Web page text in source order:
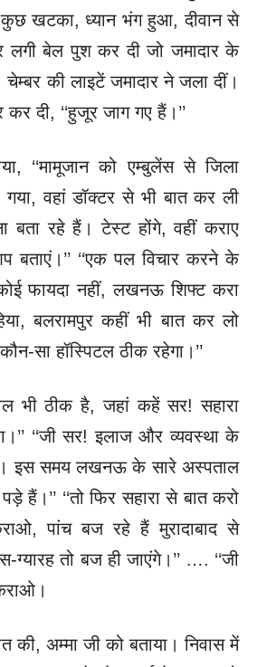
खटका, ध्यान भंग हुआ, दीवान से
लगी बेल पुश कर दी जो जमादार के
की लाइटें जमादार ने जला दीं।
दी, ‘‘हुजूर जाग गए हैं।’’
‘‘मामूजान को एम्बुलेंस से जिला
वहां डॉक्टर से भी बात कर ली
बता रहे हैं। टेस्ट होंगे, वहीं कराए
बताएं।’’ ‘‘एक पल विचार करने के
कोई फायदा नहीं, लखनऊ शिफ्ट करा
बलरामपुर कहीं भी बात कर लो
सा हॉस्पिटल ठीक रहेगा।’’
भी ठीक है, जहां कहें सर! सहारा
‘‘जी सर! इलाज और व्यवस्था के
इस समय लखनऊ के सारे अस्पताल
हैं।’’ ‘‘तो फिर सहारा से बात करो
पांच बज रहे हैं मुरादाबाद से
तो बज ही जाएंगे।’’ …. ‘‘जी
की, अम्मा जी को बताया। निवास में